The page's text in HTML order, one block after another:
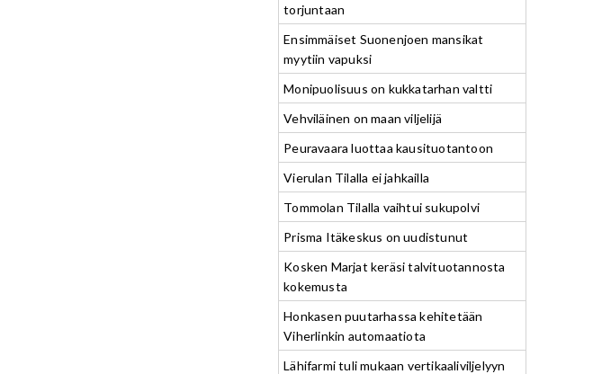
torjuntaan
Ensimmäiset Suonenjoen mansikat
myytiin vapuksi
Monipuolisuus on kukkatarhan valtti
Vehviläinen on maan viljelijä
Peuravaara luottaa kausituotantoon
Vierulan Tilalla ei jahkailla
Tommolan Tilalla vaihtui sukupolvi
Prisma Itäkeskus on uudistunut
Kosken Marjat keräsi talvituotannosta
kokemusta
Honkasen puutarhassa kehitetään
Viherlinkin automaatiota
Lähifarmi tuli mukaan vertikaaliviljelyyn